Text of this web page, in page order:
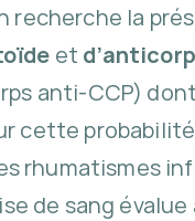
recherche la
et
anti-CCP)
cette
rhumatismes
de sang évalue